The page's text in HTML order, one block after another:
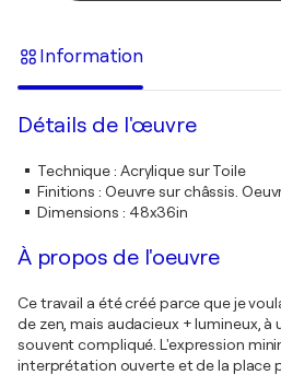
Information
Détails de l'œuvre
Technique: Acrylique sur Toile
Finitions : Oeuvre sur châssis.
Dimensions : 48x36in
À propos de l'oeuvre
Ce travail a été créé parce que je
de zen, mais audacieux + lumineux,
souvent compliqué. L'expression
interprétation ouverte et de la place